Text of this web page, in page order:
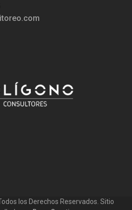
los Derechos Reservados. Sitio